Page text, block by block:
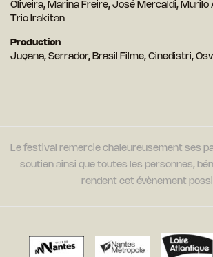
Oliveira, Marina Freire, José Mercaldi,
Trio Irakitan
Production
Juçana, Serrador, Brasil Filme, Cinedistri,
Le festival remercie chaleureusement ses
soutien ainsi que toutes les personnes,
rendent cet évènement